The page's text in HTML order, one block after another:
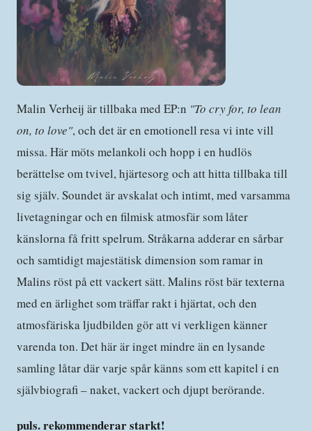
Malin Verheij är tillbaka med EP:n "To cry for, to lean
on, to love", och det är en emotionell resa vi inte vill
missa. Här möts melankoli och hopp i en hudlös
berättelse om tvivel, hjärtesorg och att hitta tillbaka till
sig själv. Soundet är avskalat och intimt, med varsamma
livetagningar och en filmisk atmosfär som låter
känslorna få fritt spelrum. Stråkarna adderar en sårbar
och samtidigt majestätisk dimension som ramar in
Malins röst på ett vackert sätt. Malins röst bär texterna
med en ärlighet som träffar rakt i hjärtat, och den
atmosfäriska ljudbilden gör att vi verkligen känner
varenda ton. Det här är inget mindre än en lysande
samling låtar där varje spår känns som ett kapitel i en
självbiografi – naket, vackert och djupt berörande.
puls. rekommenderar starkt!